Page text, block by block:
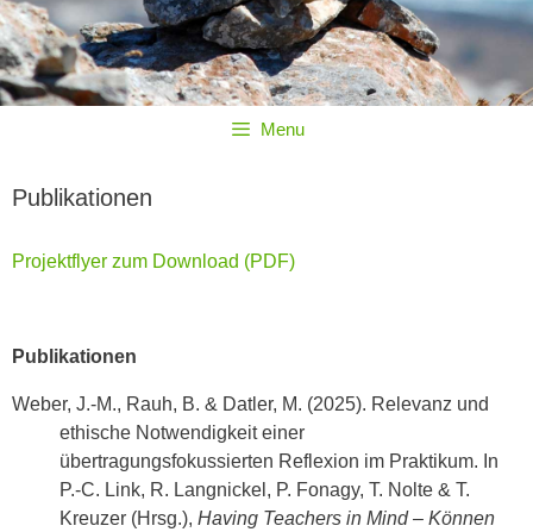
Menu
Publikationen
Projektflyer zum Download (PDF)
Publikationen
Weber, J.-M., Rauh, B. & Datler, M. (2025). Relevanz und
ethische Notwendigkeit einer
übertragungsfokussierten Reflexion im Praktikum. In
P.-C. Link, R. Langnickel, P. Fonagy, T. Nolte & T.
Kreuzer (Hrsg.), Having Teachers in Mind – Können